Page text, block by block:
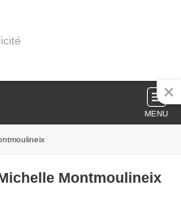
MENU
Montmoulineix